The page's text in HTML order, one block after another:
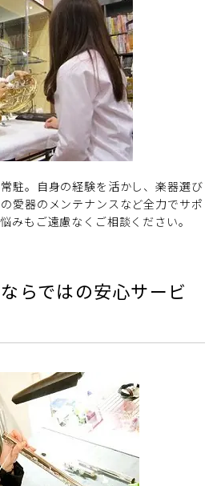
駐。自身の経験を活かし、楽器選び
愛器のメンテナンスなど全力でサポ
みもご遠慮なくご相談ください。
らではの安心サービ